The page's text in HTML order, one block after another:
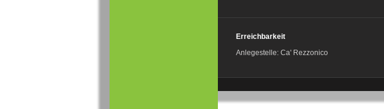
Erreichbarkeit
Anlegestelle: Ca' Rezzonico